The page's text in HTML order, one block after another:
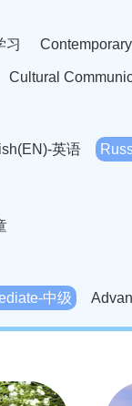
习
Cultural
英语
柬埔寨语
中级